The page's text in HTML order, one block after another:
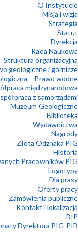
O Instytucie
Misja i wizja
Strategia
Statut
Dyrekcja
Rada Naukowa
Struktura organizacyjna
geologiczne i górnicze
– Prawo wodne
międzynarodowa
z samorządami
Muzeum Geologiczne
Biblioteka
Wydawnictwa
Nagrody
Złota Odznaka PIG
Historia
Pracowników PIG
Logotypy
Dla prasy
Oferty pracy
Zamówienia publiczne
Kontakt i lokalizacja
BIP
Dyrektora PIG-PIB